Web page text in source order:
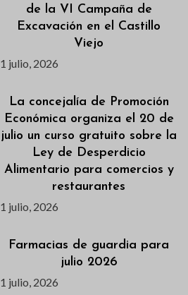
de la VI Campaña de
Excavación en el Castillo
Viejo
1 julio, 2026
La concejalía de Promoción
Económica organiza el 20 de
julio un curso gratuito sobre la
Ley de Desperdicio
Alimentario para comercios y
restaurantes
1 julio, 2026
Farmacias de guardia para
julio 2026
1 julio, 2026